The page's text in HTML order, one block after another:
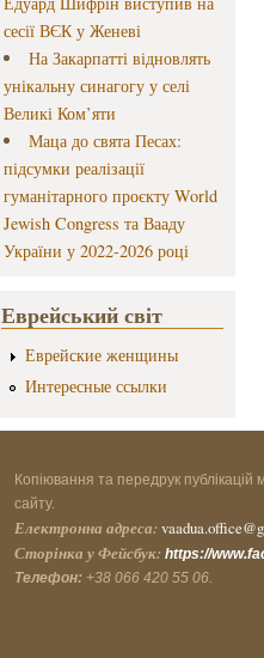
сесії ВЄК у Женеві
На Закарпатті відновлять
унікальну синагогу у селі
Великі Ком’яти
Маца до свята Песах:
підсумки реалізації
гуманітарного проєкту World
Jewish Congress та Вааду
України у 2022-2026 році
Еврейський світ
Еврейские женщины
Интересные ссылки
Копіювання та передрук
сайту.
Електронна адреса:
Сторінка у Фейсбук: https://
Телефон: +38 066 420 55 06.